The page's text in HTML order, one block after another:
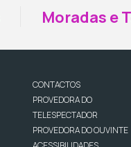
Moradas e
CONTACTOS
PROVEDORA DO
TELESPECTADOR
PROVEDORA DO OUVINTE